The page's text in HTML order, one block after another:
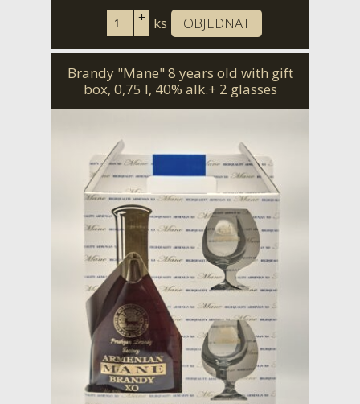
+
- ks OBJEDNAT
Brandy "Mane" 8 years old with gift
box, 0,75 l, 40% alk.+ 2 glasses